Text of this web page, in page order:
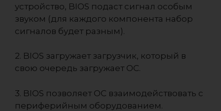
устройство, BIOS подаст сигнал особым
звуком (для каждого компонента набор
сигналов будет разным).
2. BIOS загружает загрузчик, который в
свою очередь загружает ОС.
3. BIOS позволяет ОС взаимодействовать с
периферийным оборудованием.